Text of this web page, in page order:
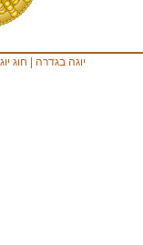
יוגה בגדרה חוג